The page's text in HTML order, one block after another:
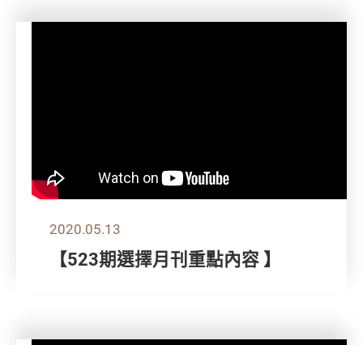
2020.05.13
【523期選擇月刊重點內容 】